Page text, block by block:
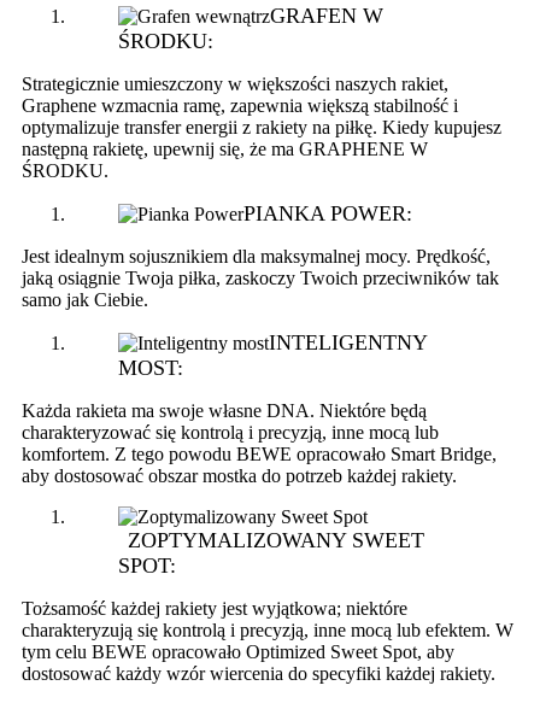
GRAFEN W
ŚRODKU:
Strategicznie umieszczony w większości naszych rakiet,
Graphene wzmacnia ramę, zapewnia większą stabilność i
optymalizuje transfer energii z rakiety na piłkę. Kiedy kupujesz
następną rakietę, upewnij się, że ma GRAPHENE W
ŚRODKU.
PIANKA POWER:
Jest idealnym sojusznikiem dla maksymalnej mocy. Prędkość,
jaką osiągnie Twoja piłka, zaskoczy Twoich przeciwników tak
samo jak Ciebie.
INTELIGENTNY
MOST:
Każda rakieta ma swoje własne DNA. Niektóre będą
charakteryzować się kontrolą i precyzją, inne mocą lub
komfortem. Z tego powodu BEWE opracowało Smart Bridge,
aby dostosować obszar mostka do potrzeb każdej rakiety.
ZOPTYMALIZOWANY SWEET
SPOT:
Tożsamość każdej rakiety jest wyjątkowa; niektóre
charakteryzują się kontrolą i precyzją, inne mocą lub efektem. W
tym celu BEWE opracowało Optimized Sweet Spot, aby
dostosować każdy wzór wiercenia do specyfiki każdej rakiety.